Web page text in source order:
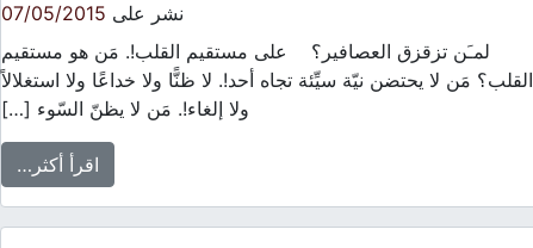
نشر على 07/05/2015
لمـَن تزقزق العصافير؟ على مستقيم القلب!. مَن هو مستقيم
القلب؟ مَن لا يحتضن نيّة سيِّئة تجاه أحد!. لا ظنًّا ولا خداعًا ولا استغلالاً
ولا إلغاء!. مَن لا يظنّ السّوء […]
اقرأ أكثر…